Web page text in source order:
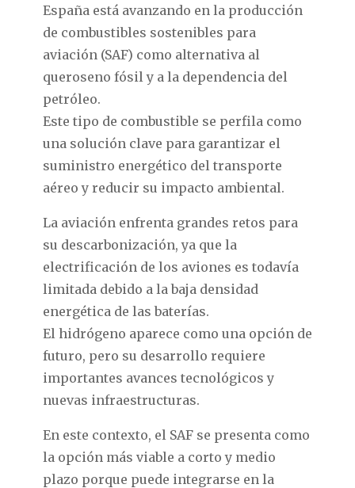
España está avanzando en la producción
de combustibles sostenibles para
aviación (SAF) como alternativa al
queroseno fósil y a la dependencia del
petróleo.
Este tipo de combustible se perfila como
una solución clave para garantizar el
suministro energético del transporte
aéreo y reducir su impacto ambiental.
La aviación enfrenta grandes retos para
su descarbonización, ya que la
electrificación de los aviones es todavía
limitada debido a la baja densidad
energética de las baterías.
El hidrógeno aparece como una opción de
futuro, pero su desarrollo requiere
importantes avances tecnológicos y
nuevas infraestructuras.
En este contexto, el SAF se presenta como
la opción más viable a corto y medio
plazo porque puede integrarse en la